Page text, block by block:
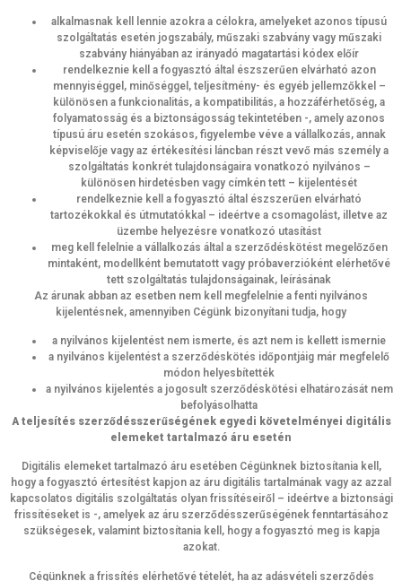
alkalmasnak kell lennie azokra a célokra, amelyeket azonos típusú
szolgáltatás esetén jogszabály, műszaki szabvány vagy műszaki
szabvány hiányában az irányadó magatartási kódex előír
rendelkeznie kell a fogyasztó által észszerűen elvárható azon
mennyiséggel, minőséggel, teljesítmény- és egyéb jellemzőkkel –
különösen a funkcionalitás, a kompatibilitás, a hozzáférhetőség, a
folyamatosság és a biztonságosság tekintetében -, amely azonos
típusú áru esetén szokásos, figyelembe véve a vállalkozás, annak
képviselője vagy az értékesítési láncban részt vevő más személy a
szolgáltatás konkrét tulajdonságaira vonatkozó nyilvános –
különösen hirdetésben vagy címkén tett – kijelentését
rendelkeznie kell a fogyasztó által észszerűen elvárható
tartozékokkal és útmutatókkal – ideértve a csomagolást, illetve az
üzembe helyezésre vonatkozó utasítást
meg kell felelnie a vállalkozás által a szerződéskötést megelőzően
mintaként, modellként bemutatott vagy próbaverzióként elérhetővé
tett szolgáltatás tulajdonságainak, leírásának
Az árunak abban az esetben nem kell megfelelnie a fenti nyilvános
kijelentésnek, amennyiben Cégünk bizonyítani tudja, hogy
a nyilvános kijelentést nem ismerte, és azt nem is kellett ismernie
a nyilvános kijelentést a szerződéskötés időpontjáig már megfelelő
módon helyesbítették
a nyilvános kijelentés a jogosult szerződéskötési elhatározását nem
befolyásolhatta
A teljesítés szerződésszerűségének egyedi követelményei digitális
elemeket tartalmazó áru esetén
Digitális elemeket tartalmazó áru esetében Cégünknek biztosítania kell,
hogy a fogyasztó értesítést kapjon az áru digitális tartalmának vagy az azzal
kapcsolatos digitális szolgáltatás olyan frissítéseiről – ideértve a biztonsági
frissítéseket is -, amelyek az áru szerződésszerűségének fenntartásához
szükségesek, valamint biztosítania kell, hogy a fogyasztó meg is kapja
azokat.
Cégünknek a frissítés elérhetővé tételét, ha az adásvételi szerződés